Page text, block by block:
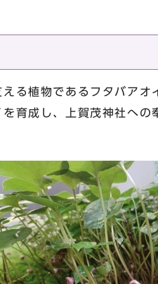
る植物であるフタバア
育成し、上賀茂神社へ